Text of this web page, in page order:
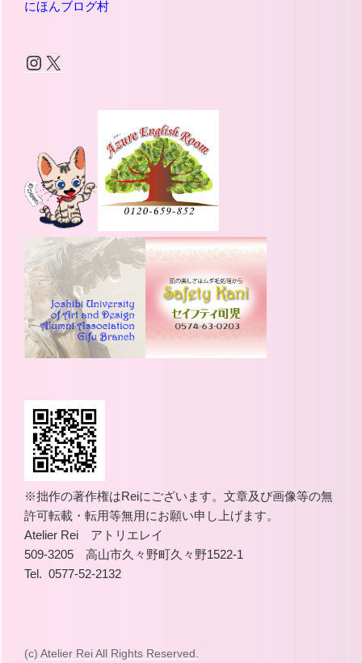
にほんブログ村
Instagram
X
※拙作の著作権はReiにございます。文章及び画像等の無
許可転載・転用等無用にお願い申し上げます。
Atelier Rei アトリエレイ
509-3205 高山市久々野町久々野1522-1
Tel. 0577-52-2132
(c) Atelier Rei All Rights Reserved.